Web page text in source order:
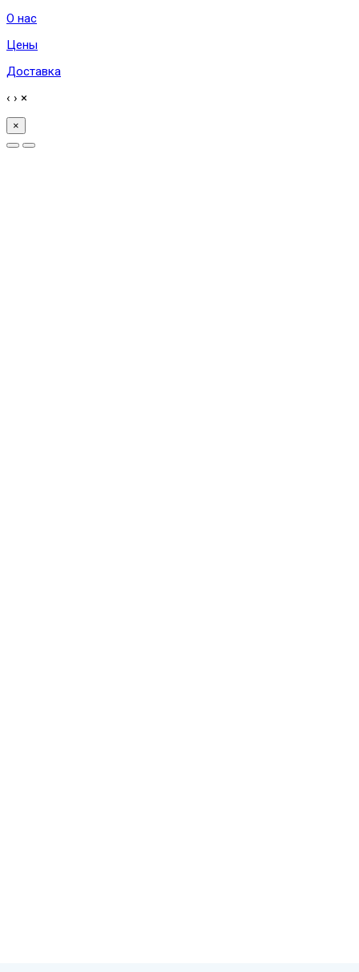
О нас
Цены
Доставка
‹ › ×
×